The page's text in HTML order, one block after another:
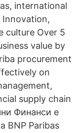
international
Innovation,
culture Over 5
value by
procurement
on
supply chain
Финанси е
BNP Paribas